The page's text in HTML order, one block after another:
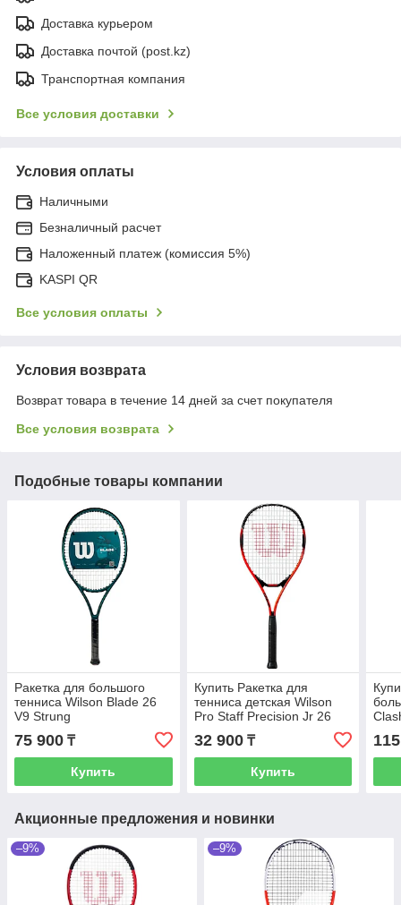
Доставка курьером
Доставка почтой (post.kz)
Транспортная компания
Все условия доставки
Условия оплаты
Наличными
Безналичный расчет
Наложенный платеж (комиссия 5%)
KASPI QR
Все условия оплаты
Условия возврата
Возврат товара в течение 14 дней за счет покупателя
Все условия возврата
Подобные товары компании
Ракетка для большого
тенниса Wilson Blade 26
V9 Strung
75 900 ₸
Купить
Купить Ракетка для
тенниса детская Wilson
Pro Staff Precision Jr 26
32 900₸
Купить
Акционные предложения и новинки
–9% –9%